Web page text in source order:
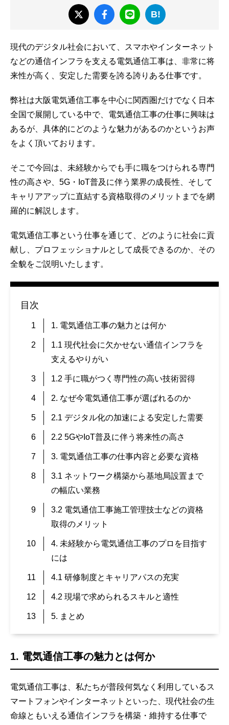
B!
現代のデジタル社会において、スマホやインターネット
などの通信インフラを支える電気通信工事は、非常に将
来性が高く、安定した需要を誇る誇りある仕事です。
弊社は大阪電気通信工事を中心に関西圏だけでなく日本
全国で展開している中で、電気通信工事の仕事に興味は
あるが、具体的にどのような魅力があるのかというお声
をよく頂いております。
そこで今回は、未経験からでも手に職をつけられる専門
性の高さや、5G・IoT普及に伴う業界の成長性、そして
キャリアアップに直結する資格取得のメリットまでを網
羅的に解説します。
電気通信工事という仕事を通じて、どのように社会に貢
献し、プロフェッショナルとして成長できるのか、その
全貌をご説明いたします。
目次
1. 電気通信工事の魅力とは何か
1.1 現代社会に欠かせない通信インフラを
支えるやりがい
1.2 手に職がつく専門性の高い技術習得
2. なぜ今電気通信工事が選ばれるのか
2.1 デジタル化の加速による安定した需要
2.2 5GやIoT普及に伴う将来性の高さ
3. 電気通信工事の仕事内容と必要な資格
3.1 ネットワーク構築から基地局設置まで
の幅広い業務
3.2 電気通信工事施工管理技士などの資格
取得のメリット
4. 未経験から電気通信工事のプロを目指す
には
4.1 研修制度とキャリアパスの充実
4.2 現場で求められるスキルと適性
5. まとめ
1. 電気通信工事の魅力とは何か
電気通信工事は、私たちが普段何気なく利用しているス
マートフォンやインターネットといった、現代社会の生
命線ともいえる通信インフラを構築・維持する仕事で